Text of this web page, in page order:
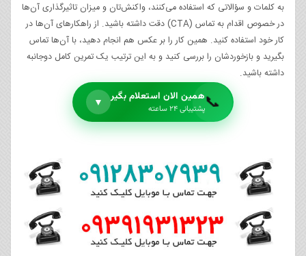
به کلمات و سؤالاتی که استفاده می‌کنند، واکنش‌تان و میزان تاثیرگذاری آن‌ها
در خصوص اقدام به تماس (CTA) دقت داشته باشید. از راهکارهای آن‌ها در
کار خود استفاده کنید. همین کار را بر عکس هم انجام دهید، با آن‌ها تماس
بگیرید و بازخوردشان را بررسی کنید و به این ترتیب یک تمرین کامل دوجانبه
داشته باشید.
📞همین الان استعلام بگیر
پشتیبانی ۲۴ ساعته
▼